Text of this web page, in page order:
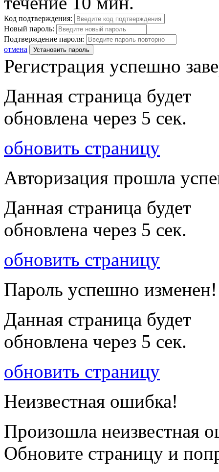
Код подтверждения:
Новый пароль:
Подтверждение пароля:
отмена
Установить пароль
Регистрация успешно
Данная страница будет
обновлена через 5 сек.
обновить страницу
Авторизация прошла
Данная страница будет
обновлена через 5 сек.
обновить страницу
Пароль успешно изменен!
Данная страница будет
обновлена через 5 сек.
обновить страницу
Неизвестная ошибка!
Произошла неизвестная
Обновите страницу и